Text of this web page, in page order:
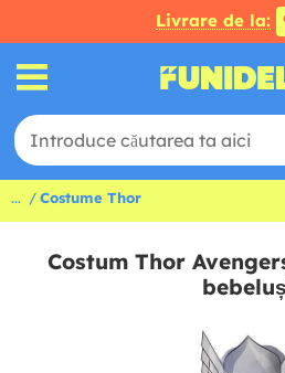
Livrare de la:
... Costume Thor
Costum Thor